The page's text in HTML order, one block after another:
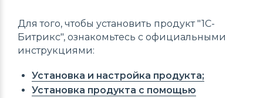
Для того, чтобы установить продукт "1С-
Битрикс", ознакомьтесь с официальными
инструкциями:
Установка и настройка продукта;
Установка продукта с помощью